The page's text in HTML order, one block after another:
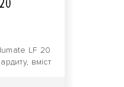
LF 20
вміст